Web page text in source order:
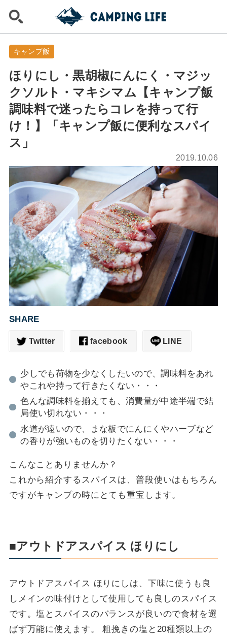
キャンプ飯
ほりにし・黒胡椒にんにく・マジッ
クソルト・マキシマム【キャンプ飯
調味料で迷ったらコレを持って行
け！】「キャンプ飯に便利なスパイ
ス」
2019.10.06
SHARE
Twitter facebook LINE
少しでも荷物を少なくしたいので、調味料をあれ
やこれや持って行きたくない・・・
色んな調味料を揃えても、消費量が中途半端で結
局使い切れない・・・
水道が遠いので、まな板でにんにくやハーブなど
の香りが強いものを切りたくない・・・
こんなことありませんか？
これから紹介するスパイスは、普段使いはもちろん
ですがキャンプの時にとても重宝します。
■アウトドアスパイス ほりにし
アウトドアスパイス ほりにしは、下味に使うも良
しメインの味付けとして使用しても良しのスパイス
です。塩とスパイスのバランスが良いので食材を選
ばず万能に使えます。 粗挽きの塩と20種類以上の